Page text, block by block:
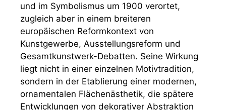
und im Symbolismus um 1900 verortet,
zugleich aber in einem breiteren
europäischen Reformkontext von
Kunstgewerbe, Ausstellungsreform und
Gesamtkunstwerk-Debatten. Seine Wirkung
liegt nicht in einer einzelnen Motivtradition,
sondern in der Etablierung einer modernen,
ornamentalen Flächenästhetik, die spätere
Entwicklungen von dekorativer Abstraktion